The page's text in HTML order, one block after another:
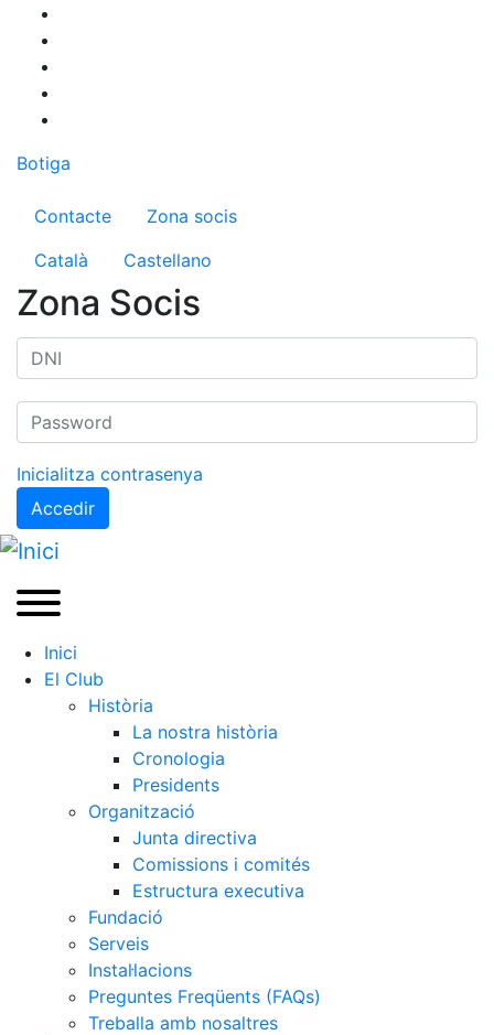
contingut
Botiga
Menú del compte d'usuari
Contacte
Zona socis
Català
Castellano
Zona Socis
Inicialitza contrasenya
Accedir
Inici
El Club
Història
La nostra història
Cronologia
Presidents
Organització
Junta directiva
Comissions i comités
Estructura executiva
Fundació
Serveis
Instal·lacions
Preguntes Freqüents (FAQs)
Treballa amb nosaltres